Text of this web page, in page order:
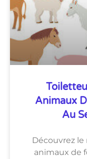
Animaux
Au
Découvrez
animaux de